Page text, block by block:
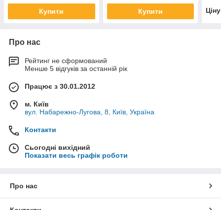
Купити Купити
Про нас
Рейтинг не сформований
Менше 5 відгуків за останній рік
Працює з 30.01.2012
м. Київ
вул. Набарежно-Лугова, 8, Київ, Україна
Контакти
Сьогодні вихідний
Показати весь графік роботи
Про нас